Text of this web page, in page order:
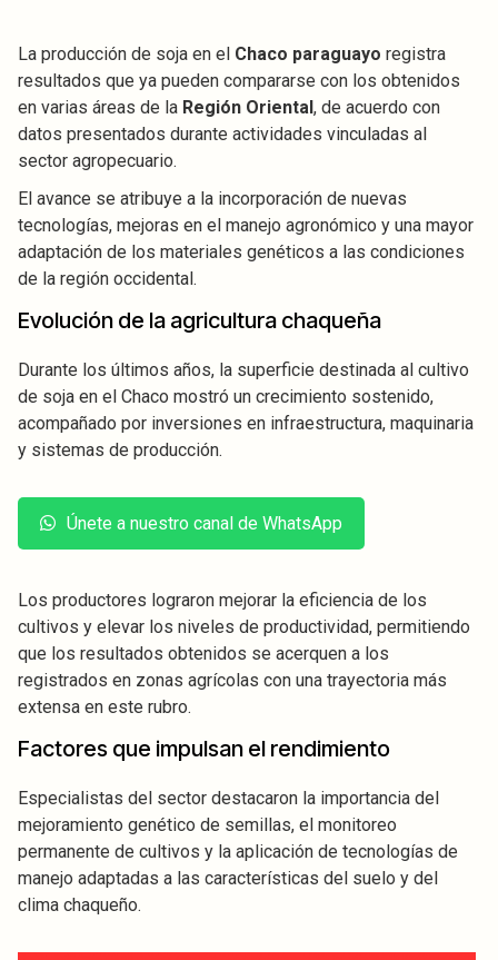
La producción de soja en el Chaco paraguayo registra
resultados que ya pueden compararse con los obtenidos
en varias áreas de la Región Oriental, de acuerdo con
datos presentados durante actividades vinculadas al
sector agropecuario.
El avance se atribuye a la incorporación de nuevas
tecnologías, mejoras en el manejo agronómico y una mayor
adaptación de los materiales genéticos a las condiciones
de la región occidental.
Evolución de la agricultura chaqueña
Durante los últimos años, la superficie destinada al cultivo
de soja en el Chaco mostró un crecimiento sostenido,
acompañado por inversiones en infraestructura, maquinaria
y sistemas de producción.
Únete a nuestro canal de WhatsApp
Los productores lograron mejorar la eficiencia de los
cultivos y elevar los niveles de productividad, permitiendo
que los resultados obtenidos se acerquen a los
registrados en zonas agrícolas con una trayectoria más
extensa en este rubro.
Factores que impulsan el rendimiento
Especialistas del sector destacaron la importancia del
mejoramiento genético de semillas, el monitoreo
permanente de cultivos y la aplicación de tecnologías de
manejo adaptadas a las características del suelo y del
clima chaqueño.